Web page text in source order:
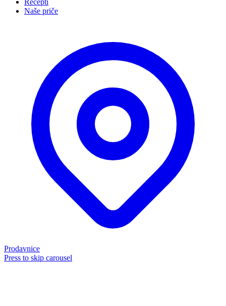
Recepti
Naše priče
Prodavnice
Press to skip carousel